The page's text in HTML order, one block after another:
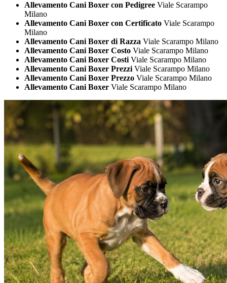
Allevamento Cani Boxer con Pedigree Viale Scarampo
Milano
Allevamento Cani Boxer con Certificato Viale Scarampo
Milano
Allevamento Cani Boxer di Razza Viale Scarampo Milano
Allevamento Cani Boxer Costo Viale Scarampo Milano
Allevamento Cani Boxer Costi Viale Scarampo Milano
Allevamento Cani Boxer Prezzi Viale Scarampo Milano
Allevamento Cani Boxer Prezzo Viale Scarampo Milano
Allevamento Cani Boxer Viale Scarampo Milano